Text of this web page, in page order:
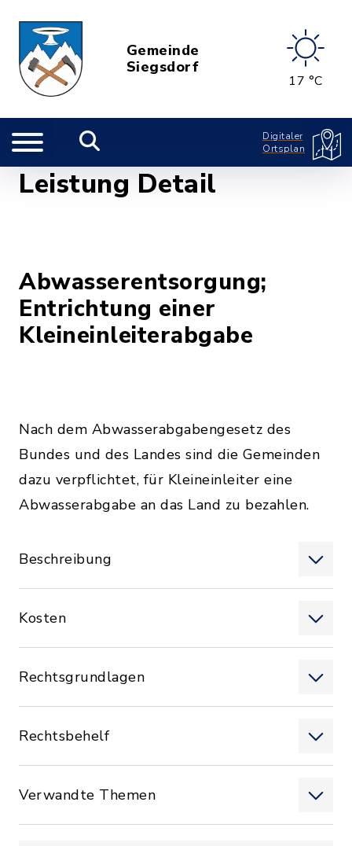
Gemeinde
Siegsdorf
17 °C
Digitaler
Ortsplan
Leistung Detail
Abwasserentsorgung;
Entrichtung einer
Kleineinleiterabgabe
Nach dem Abwasserabgabengesetz des
Bundes und des Landes sind die Gemeinden
dazu verpflichtet, für Kleineinleiter eine
Abwasserabgabe an das Land zu bezahlen.
Beschreibung
Kosten
Rechtsgrundlagen
Rechtsbehelf
Verwandte Themen